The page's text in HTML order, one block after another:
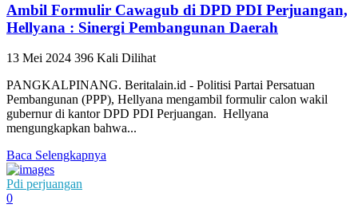
Ambil Formulir Cawagub di DPD PDI Perjuangan,
Hellyana : Sinergi Pembangunan Daerah
13 Mei 2024 396 Kali Dilihat
PANGKALPINANG. Beritalain.id - Politisi Partai Persatuan
Pembangunan (PPP), Hellyana mengambil formulir calon wakil
gubernur di kantor DPD PDI Perjuangan. Hellyana
mengungkapkan bahwa...
Baca Selengkapnya
Pdi perjuangan
0